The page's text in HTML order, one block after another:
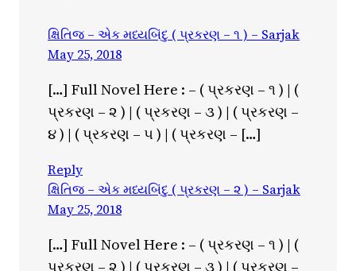
ક્ષિતિજ – એક મધ્યબિંદુ ( પ્રકરણ – ૧ ) – Sarjak
May 25, 2018
[…] Full Novel Here : – ( પ્રકરણ – ૧ ) | (
પ્રકરણ – ૨ ) | ( પ્રકરણ – ૩ ) | ( પ્રકરણ –
૪ ) | ( પ્રકરણ – ૫ ) | ( પ્રકરણ – […]
Reply
ક્ષિતિજ – એક મધ્યબિંદુ ( પ્રકરણ – ૨ ) – Sarjak
May 25, 2018
[…] Full Novel Here : – ( પ્રકરણ – ૧ ) | (
પ્રકરણ – ૨ ) | ( પ્રકરણ – ૩ ) | ( પ્રકરણ –